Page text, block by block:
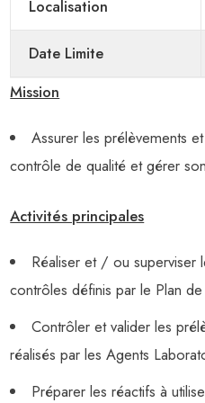
Localisation
Date Limite
Mission
Assurer les prélèvements
contrôle de qualité et gérer
Activités principales
Réaliser et / ou superviser
contrôles définis par le Plan
Contrôler et valider les
réalisés par les Agents
Préparer les réactifs à